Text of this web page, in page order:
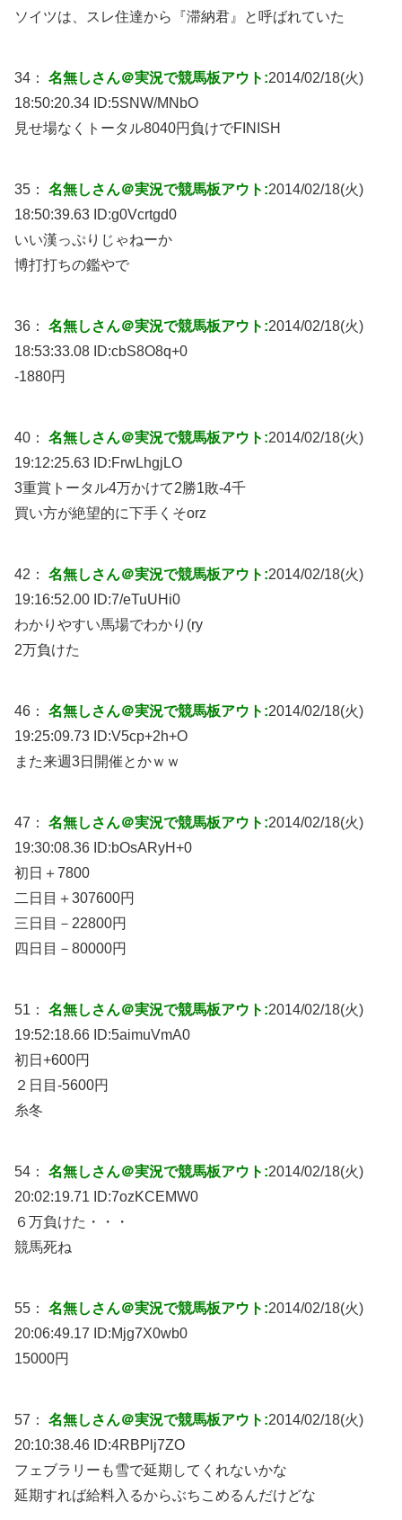
ソイツは、スレ住達から『滞納君』と呼ばれていた
34： 名無しさん＠実況で競馬板アウト:2014/02/18(火)
18:50:20.34 ID:5SNW/MNbO
見せ場なくトータル8040円負けでFINISH
35： 名無しさん＠実況で競馬板アウト:2014/02/18(火)
18:50:39.63 ID:g0Vcrtgd0
いい漢っぷりじゃねーか
博打打ちの鑑やで
36： 名無しさん＠実況で競馬板アウト:2014/02/18(火)
18:53:33.08 ID:cbS8O8q+0
-1880円
40： 名無しさん＠実況で競馬板アウト:2014/02/18(火)
19:12:25.63 ID:FrwLhgjLO
3重賞トータル4万かけて2勝1敗-4千
買い方が絶望的に下手くそorz
42： 名無しさん＠実況で競馬板アウト:2014/02/18(火)
19:16:52.00 ID:7/eTuUHi0
わかりやすい馬場でわかり(ry
2万負けた
46： 名無しさん＠実況で競馬板アウト:2014/02/18(火)
19:25:09.73 ID:V5cp+2h+O
また来週3日開催とかｗｗ
47： 名無しさん＠実況で競馬板アウト:2014/02/18(火)
19:30:08.36 ID:bOsARyH+0
初日＋7800
二日目＋307600円
三日目－22800円
四日目－80000円
51： 名無しさん＠実況で競馬板アウト:2014/02/18(火)
19:52:18.66 ID:5aimuVmA0
初日+600円
２日目-5600円
糸冬
54： 名無しさん＠実況で競馬板アウト:2014/02/18(火)
20:02:19.71 ID:7ozKCEMW0
６万負けた・・・
競馬死ね
55： 名無しさん＠実況で競馬板アウト:2014/02/18(火)
20:06:49.17 ID:Mjg7X0wb0
15000円
57： 名無しさん＠実況で競馬板アウト:2014/02/18(火)
20:10:38.46 ID:4RBPlj7ZO
フェブラリーも雪で延期してくれないかな
延期すれば給料入るからぶちこめるんだけどな